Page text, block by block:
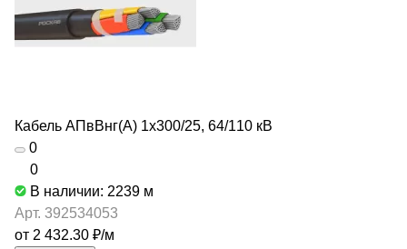
Кабель АПвВнг(А) 1х300/25, 64/110 кВ
0
0
В наличии: 2239 м
Арт. 392534053
от 2 432.30 ₽/м